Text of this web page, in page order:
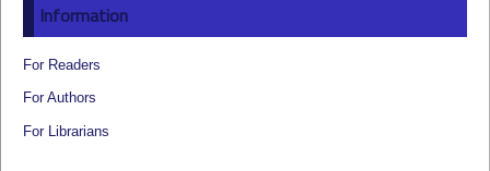
Information
For Readers
For Authors
For Librarians